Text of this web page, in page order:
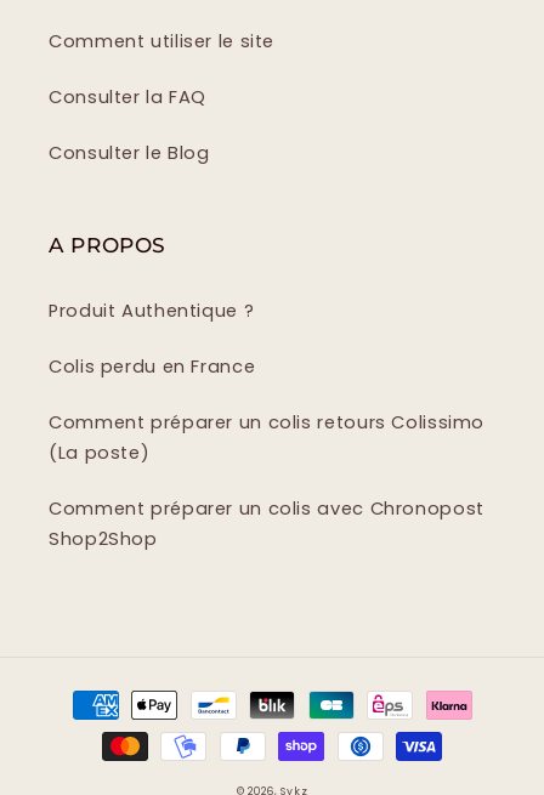
Comment utiliser le site
Consulter la FAQ
Consulter le Blog
A PROPOS
Produit Authentique ?
Colis perdu en France
Comment préparer un colis retours Colissimo
(La poste)
Comment préparer un colis avec Chronopost
Shop2Shop
Moyens
paiement
© 2026,Sykz